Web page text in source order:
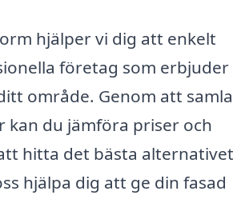
hjälper vi dig att enkelt
företag som erbjuder
område. Genom att samla
du jämföra priser och
hitta det bästa alternativet
hjälpa dig att ge din fasad